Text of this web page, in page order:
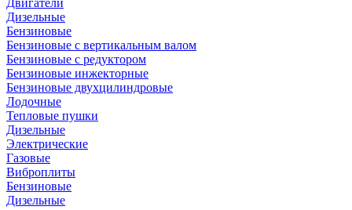
Двигатели
Дизельные
Бензиновые
Бензиновые с вертикальным валом
Бензиновые с редуктором
Бензиновые инжекторные
Бензиновые двухцилиндровые
Лодочные
Тепловые пушки
Дизельные
Электрические
Газовые
Виброплиты
Бензиновые
Дизельные